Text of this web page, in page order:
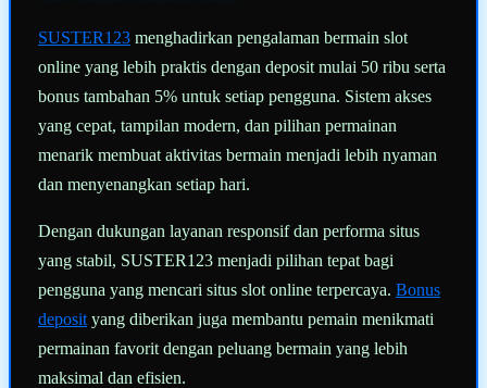
SUSTER123 menghadirkan pengalaman bermain slot
online yang lebih praktis dengan deposit mulai 50 ribu serta
bonus tambahan 5% untuk setiap pengguna. Sistem akses
yang cepat, tampilan modern, dan pilihan permainan
menarik membuat aktivitas bermain menjadi lebih nyaman
dan menyenangkan setiap hari.
Dengan dukungan layanan responsif dan performa situs
yang stabil, SUSTER123 menjadi pilihan tepat bagi
pengguna yang mencari situs slot online terpercaya. Bonus
deposit yang diberikan juga membantu pemain menikmati
permainan favorit dengan peluang bermain yang lebih
maksimal dan efisien.